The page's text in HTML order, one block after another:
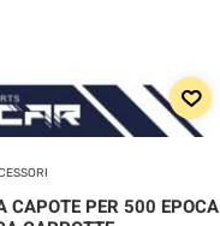
CAPOTE PER 500 EPOCA